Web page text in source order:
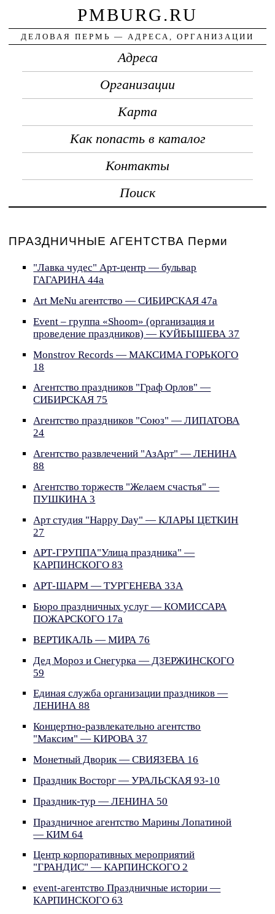
PMBURG.RU
ДЕЛОВАЯ ПЕРМЬ — АДРЕСА, ОРГАНИЗАЦИИ
Адреса
Организации
Карта
Как попасть в каталог
Контакты
Поиск
ПРАЗДНИЧНЫЕ АГЕНТСТВА Перми
"Лавка чудес" Арт-центр — бульвар
ГАГАРИНА 44а
Art MeNu агентство — СИБИРСКАЯ 47а
Event – группа «Shoom» (организация и
проведение праздников) — КУЙБЫШЕВА 37
Monstrov Records — МАКСИМА ГОРЬКОГО
18
Агентство праздников "Граф Орлов" —
СИБИРСКАЯ 75
Агентство праздников "Союз" — ЛИПАТОВА
24
Агентство развлечений "АзАрт" — ЛЕНИНА
88
Агентство торжеств "Желаем счастья" —
ПУШКИНА 3
Арт студия "Happy Day" — КЛАРЫ ЦЕТКИН
27
АРТ-ГРУППА"Улица праздника" —
КАРПИНСКОГО 83
АРТ-ШАРМ — ТУРГЕНЕВА 33А
Бюро праздничных услуг — КОМИССАРА
ПОЖАРСКОГО 17а
ВЕРТИКАЛЬ — МИРА 76
Дед Мороз и Снегурка — ДЗЕРЖИНСКОГО
59
Единая служба организации праздников —
ЛЕНИНА 88
Концертно-развлекательно агентство
"Максим" — КИРОВА 37
Монетный Дворик — СВИЯЗЕВА 16
Праздник Восторг — УРАЛЬСКАЯ 93-10
Праздник-тур — ЛЕНИНА 50
Праздничное агентство Марины Лопатиной
— КИМ 64
Центр корпоративных мероприятий
"ГРАНДИС" — КАРПИНСКОГО 2
event-агентство Праздничные истории —
КАРПИНСКОГО 63